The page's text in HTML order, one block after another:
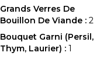
Grands Verres De
Bouillon De Viande : 2
Bouquet Garni (persil,
Thym, Laurier) : 1